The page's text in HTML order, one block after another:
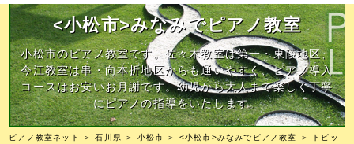
<小松市>みなみでピアノ教室
小松市のピアノ教室です。佐々木教室は第一・東陵地区、
今江教室は串・向本折地区からも通いやすく、ピアノ導入
コースはお安いお月謝です。幼児から大人まで楽しく丁寧
にピアノの指導をいたします。
ピアノ教室ネット ＞石川県 ＞ 小松市 ＞ <小松市>みなみでピアノ教室 ＞
トピッ